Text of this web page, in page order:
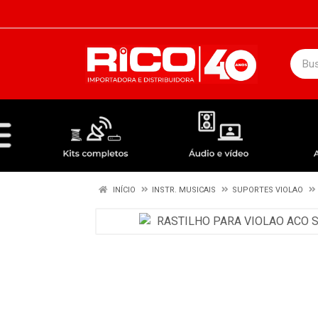
INÍCIO INSTR. MUSICAIS SUPORTES VIOLAO